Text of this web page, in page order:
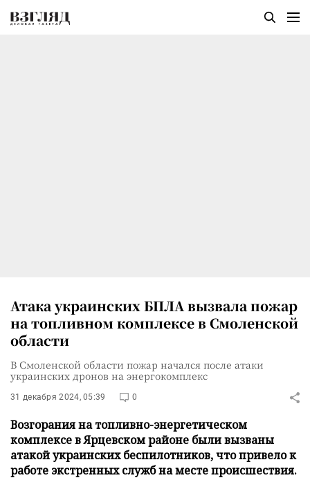
Атака украинских БПЛА вызвала пожар
на топливном комплексе в Смоленской
области
В Смоленской области пожар начался после атаки
украинских дронов на энергокомплекс
31 декабря 2024, 05:39 0
Возгорания на топливно-энергетическом
комплексе в Ярцевском районе были вызваны
атакой украинских беспилотников, что привело к
работе экстренных служб на месте происшествия.